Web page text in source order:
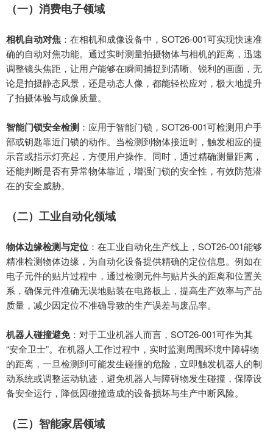
（一）消费电子领域
相机自动对焦 ：在相机和成像设备中， SOT26-001可实现快速准
确的自动对焦功能。通过实时测量拍摄物体与相机的距离，迅速
调整镜头焦距，让用户能够在瞬间捕捉到清晰、锐利的画面，无
论是拍摄静态风景，还是动态人像，都能轻松应对，极大地提升
了拍摄体验与成像质量。
智能门锁安全检测 ：应用于智能门锁， SOT26-001可检测用户手
部或钥匙靠近门锁的动作。当检测到物体接近时，触发相应的提
示音或指示灯亮起，方便用户操作。同时，通过精确测量距离，
还能判断是否有异常物体靠近，增强门锁的安全性，有效防范潜
在的安全威胁。
（二）工业自动化领域
物体边缘检测与定位 ：在工业自动化生产线上， SOT26-001能够
精准检测物体边缘，为自动化设备提供精确的定位信息。例如在
电子元件的贴片过程中，通过检测元件与贴片头的距离和位置关
系，确保元件准确无误地贴装在电路板上，提高生产效率与产品
质量，减少因定位不准确导致的生产误差与废品率。
机器人碰撞避免：对于工业机器人而言， SOT26-001可作为其
“安全卫士”。在机器人工作过程中，实时监测周围环境中障碍物
的距离，一旦检测到可能发生碰撞的危险，立即触发机器人的制
动系统或调整运动轨迹，避免机器人与障碍物发生碰撞，保障设
备安全运行，降低因碰撞造成的设备损坏与生产中断风险。
（三）智能家居领域